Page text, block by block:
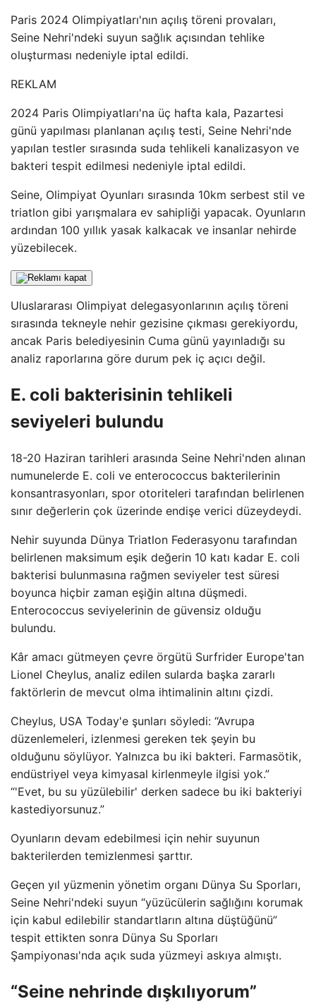
Paris 2024 Olimpiyatları'nın açılış töreni provaları,
Seine Nehri'ndeki suyun sağlık açısından tehlike
oluşturması nedeniyle iptal edildi.
REKLAM
2024 Paris Olimpiyatları'na üç hafta kala, Pazartesi
günü yapılması planlanan açılış testi, Seine Nehri'nde
yapılan testler sırasında suda tehlikeli kanalizasyon ve
bakteri tespit edilmesi nedeniyle iptal edildi.
Seine, Olimpiyat Oyunları sırasında 10km serbest stil ve
triatlon gibi yarışmalara ev sahipliği yapacak. Oyunların
ardından 100 yıllık yasak kalkacak ve insanlar nehirde
yüzebilecek.
Uluslararası Olimpiyat delegasyonlarının açılış töreni
sırasında tekneyle nehir gezisine çıkması gerekiyordu,
ancak Paris belediyesinin Cuma günü yayınladığı su
analiz raporlarına göre durum pek iç açıcı değil.
E. coli bakterisinin tehlikeli
seviyeleri bulundu
18-20 Haziran tarihleri ​​arasında Seine Nehri'nden alınan
numunelerde E. coli ve enterococcus bakterilerinin
konsantrasyonları, spor otoriteleri tarafından belirlenen
sınır değerlerin çok üzerinde endişe verici düzeydeydi.
Nehir suyunda Dünya Triatlon Federasyonu tarafından
belirlenen maksimum eşik değerin 10 katı kadar E. coli
bakterisi bulunmasına rağmen seviyeler test süresi
boyunca hiçbir zaman eşiğin altına düşmedi.
Enterococcus seviyelerinin de güvensiz olduğu
bulundu.
Kâr amacı gütmeyen çevre örgütü Surfrider Europe'tan
Lionel Cheylus, analiz edilen sularda başka zararlı
faktörlerin de mevcut olma ihtimalinin altını çizdi.
Cheylus, USA Today'e şunları söyledi: “Avrupa
düzenlemeleri, izlenmesi gereken tek şeyin bu
olduğunu söylüyor. Yalnızca bu iki bakteri. Farmasötik,
endüstriyel veya kimyasal kirlenmeyle ilgisi yok.”
“'Evet, bu su yüzülebilir' derken sadece bu iki bakteriyi
kastediyorsunuz.”
Oyunların devam edebilmesi için nehir suyunun
bakterilerden temizlenmesi şarttır.
Geçen yıl yüzmenin yönetim organı Dünya Su Sporları,
Seine Nehri'ndeki suyun “yüzücülerin sağlığını korumak
için kabul edilebilir standartların altına düştüğünü”
tespit ettikten sonra Dünya Su Sporları
Şampiyonası'nda açık suda yüzmeyi askıya almıştı.
“Seine nehrinde dışkılıyorum”